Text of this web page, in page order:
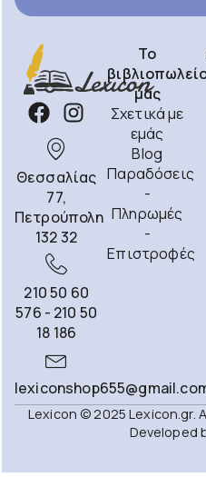
Θεσσαλίας
77,
Πετρούπολη
132 32
210 50 60
576 - 210 50
18 186
Το
μας
Σχετικά με
εμάς
Blog
Παραδόσεις
-
Πληρωμές
-
Επιστροφές
Lexicon © 2025 Lexicon.gr.
Developed